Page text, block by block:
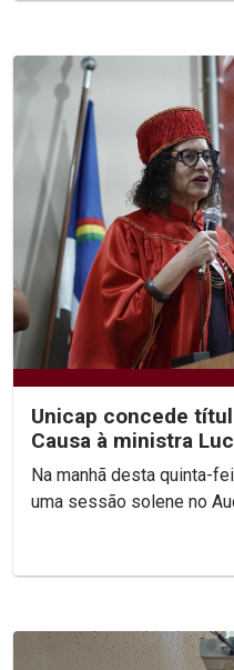
Unicap concede
Causa à ministra
Na manhã desta quinta-
uma sessão solene no